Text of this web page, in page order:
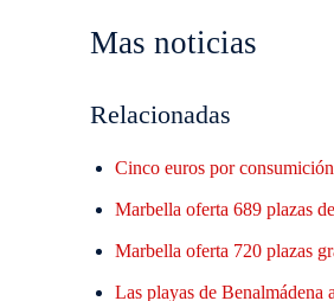
Mas noticias
Relacionadas
Cinco euros por
Marbella oferta 689 plazas
Marbella oferta 720 plazas
Las playas de Benalmádena